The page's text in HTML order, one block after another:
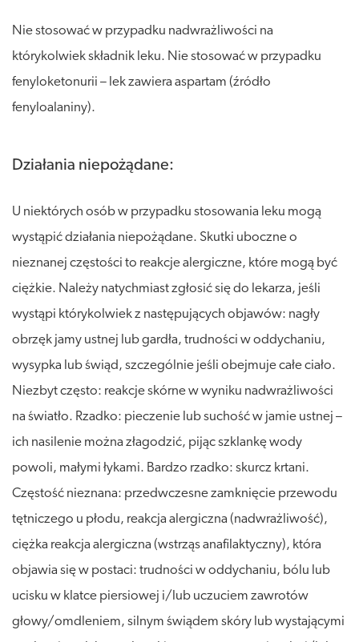
Nie stosować w przypadku nadwrażliwości na
którykolwiek składnik leku. Nie stosować w przypadku
fenyloketonurii – lek zawiera aspartam (źródło
fenyloalaniny).
Działania niepożądane:
U niektórych osób w przypadku stosowania leku mogą
wystąpić działania niepożądane. Skutki uboczne o
nieznanej częstości to reakcje alergiczne, które mogą być
ciężkie. Należy natychmiast zgłosić się do lekarza, jeśli
wystąpi którykolwiek z następujących objawów: nagły
obrzęk jamy ustnej lub gardła, trudności w oddychaniu,
wysypka lub świąd, szczególnie jeśli obejmuje całe ciało.
Niezbyt często: reakcje skórne w wyniku nadwrażliwości
na światło. Rzadko: pieczenie lub suchość w jamie ustnej –
ich nasilenie można złagodzić, pijąc szklankę wody
powoli, małymi łykami. Bardzo rzadko: skurcz krtani.
Częstość nieznana: przedwczesne zamknięcie przewodu
tętniczego u płodu, reakcja alergiczna (nadwrażliwość),
ciężka reakcja alergiczna (wstrząs anafilaktyczny), która
objawia się w postaci: trudności w oddychaniu, bólu lub
ucisku w klatce piersiowej i/lub uczuciem zawrotów
głowy/omdleniem, silnym świądem skóry lub wystającymi